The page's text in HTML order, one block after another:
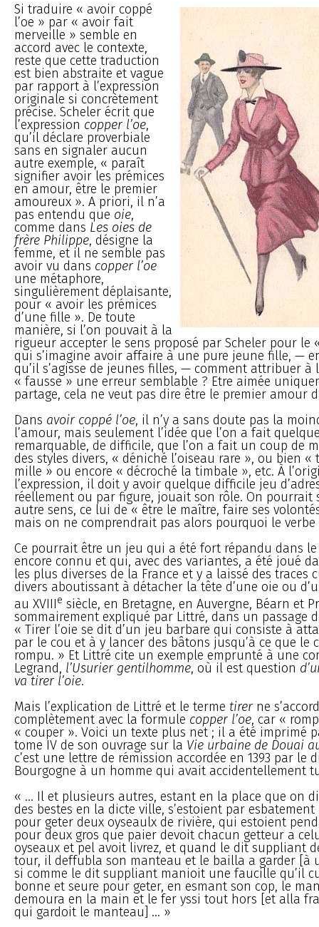
Si traduire « avoir coppé
l’oe » par « avoir fait
merveille » semble en
accord avec le contexte,
reste que cette traduction
est bien abstraite et vague
par rapport à l’expression
originale si concrètement
précise. Scheler écrit que
l’expression copper l’oe,
qu’il déclare proverbiale
sans en signaler aucun
autre exemple, « paraît
signifier avoir les prémices
en amour, être le premier
amoureux ». A priori, il n’a
pas entendu que oie,
comme dans Les oies de
frère Philippe, désigne la
femme, et il ne semble pas
avoir vu dans copper l’oe
une métaphore,
singulièrement déplaisante,
pour « avoir les prémices
d’une fille ». De toute
manière, si l’on pouvait à la
rigueur accepter le sens proposé par Scheler pour le
qui s’imagine avoir affaire à une pure jeune fille, —
qu’il s’agisse de jeunes filles, — comment attribuer à
« fausse » une erreur semblable ? Etre aimée
partage, cela ne veut pas dire être le premier amour
Dans avoir coppé l’oe, il n’y a sans doute pas la
l’amour, mais seulement l’idée que l’on a fait
remarquable, de difficile, que l’on a fait un coup de
des styles divers, « déniché l’oiseau rare », ou bien «
mille » ou encore « décroché la timbale », etc. À
l’expression, il doit y avoir quelque difficile jeu
réellement ou par figure, jouait son rôle. On pourrait
autre sens, ce lui de « être le maître, faire ses
mais on ne comprendrait pas alors pourquoi le verbe
Ce pourrait être un jeu qui a été fort répandu dans le
encore connu et qui, avec des variantes, a été joué
les plus diverses de la France et y a laissé des traces
divers aboutissant à détacher la tête d’une oie ou
au XVIIIe siècle, en Bretagne, en Auvergne, Béarn et
sommairement expliqué par Littré, dans un passage
« Tirer l’oie se dit d’un jeu barbare qui consiste à
par le cou et à y lancer des bâtons jusqu’à ce que le
rompu. » Et Littré cite un exemple emprunté à une
Legrand, l’Usurier gentilhomme, où il est question
va tirer l’oie.
Mais l’explication de Littré et le terme tirer ne
complètement avec la formule copper l’oe, car «
« couper ». Voici un texte plus net ; il a été imprimé
tome IV de son ouvrage sur la Vie urbaine de Douai
c’est une lettre de rémission accordée en 1393 par le
Bourgogne à un homme qui avait accidentellement
« ... Il et plusieurs autres, estant en la place que on
des bestes en la dicte ville, s’estoient par
pour geter deux oyseaulx de rivière, qui estoient
pour deux gros que paier devoit chacun getteur a
oyseaux et pel avoit livrez, et quand le dit suppliant
tour, il deffubla son manteau et le bailla a garder [à
si comme le dit suppliant manioit une faucille qu’il
bonne et seure pour geter, en esmant son cop, le
demoura en la main et le fer yssi tout hors [et alla
qui gardoit le manteau] ... »